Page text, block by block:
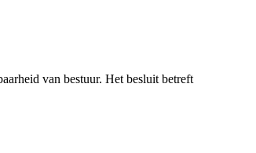
van bestuur. Het besluit betreft